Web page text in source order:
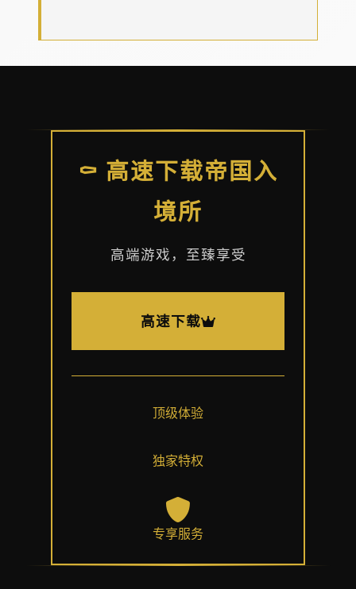
⚰️ 高速下载帝国入
境所
高端游戏，至臻享受
高速下载
顶级体验
独家特权
专享服务